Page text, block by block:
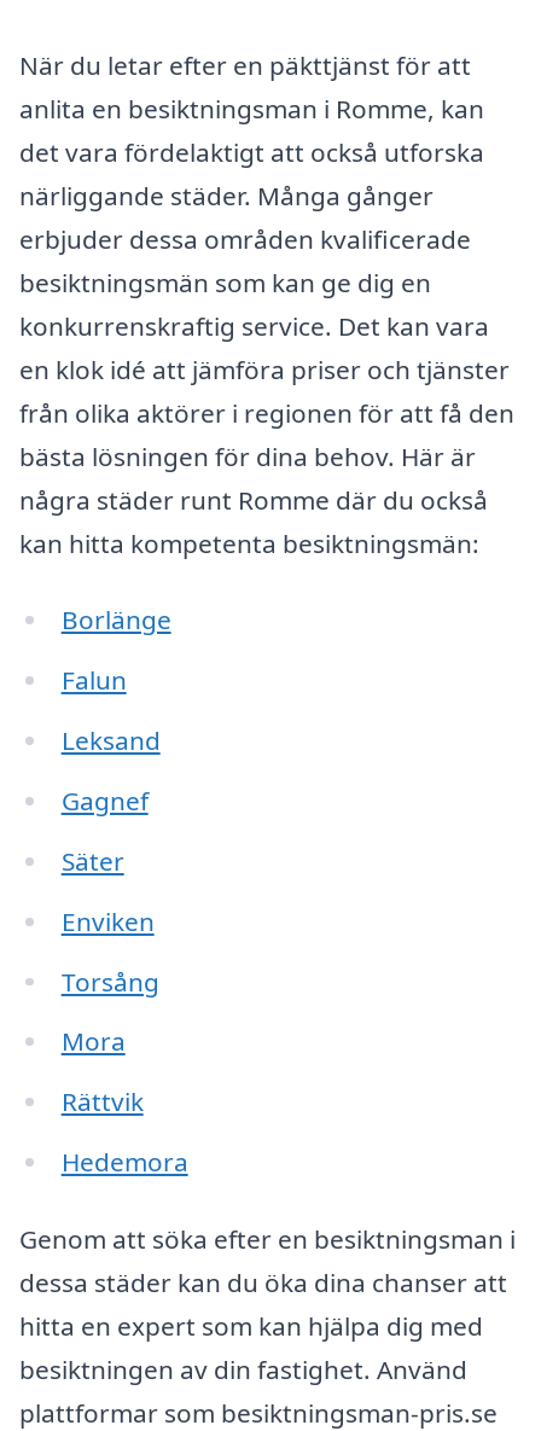
När du letar efter en päkttjänst för att
anlita en besiktningsman i Romme, kan
det vara fördelaktigt att också utforska
närliggande städer. Många gånger
erbjuder dessa områden kvalificerade
besiktningsmän som kan ge dig en
konkurrenskraftig service. Det kan vara
en klok idé att jämföra priser och tjänster
från olika aktörer i regionen för att få den
bästa lösningen för dina behov. Här är
några städer runt Romme där du också
kan hitta kompetenta besiktningsmän:
Borlänge
Falun
Leksand
Gagnef
Säter
Enviken
Torsång
Mora
Rättvik
Hedemora
Genom att söka efter en besiktningsman i
dessa städer kan du öka dina chanser att
hitta en expert som kan hjälpa dig med
besiktningen av din fastighet. Använd
plattformar som besiktningsman-pris.se